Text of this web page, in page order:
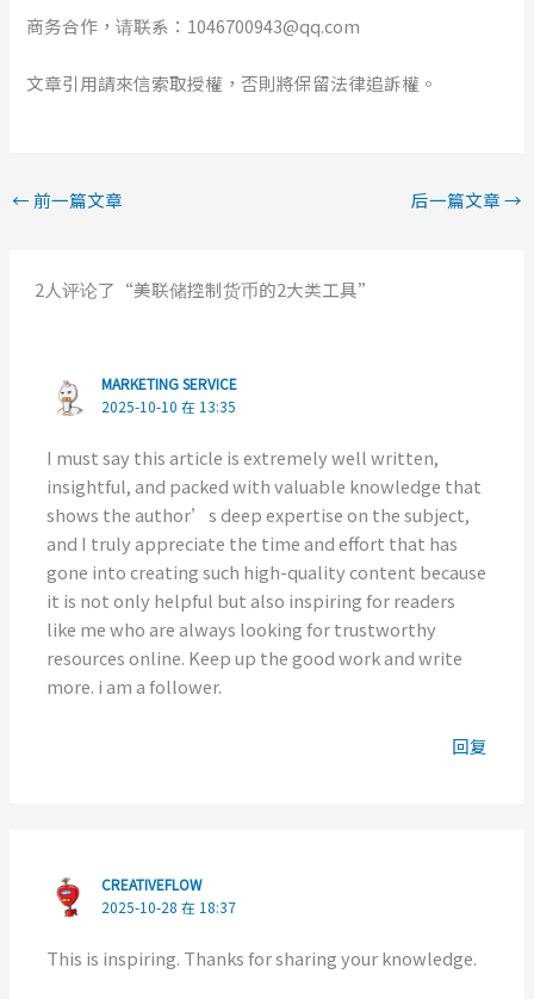
商务合作，请联系：1046700943@qq.com
文章引用請來信索取授權，否則將保留法律追訴權。
← 前一篇文章 后一篇文章→
2人评论了“美联储控制货币的2大类工具”
MARKETING SERVICE
2025-10-10 在 13:35
I must say this article is extremely well written,
insightful, and packed with valuable knowledge that
shows the author’s deep expertise on the subject,
and I truly appreciate the time and effort that has
gone into creating such high-quality content because
it is not only helpful but also inspiring for readers
like me who are always looking for trustworthy
resources online. Keep up the good work and write
more. i am a follower.
回复
CREATIVEFLOW
2025-10-28 在 18:37
This is inspiring. Thanks for sharing your knowledge.